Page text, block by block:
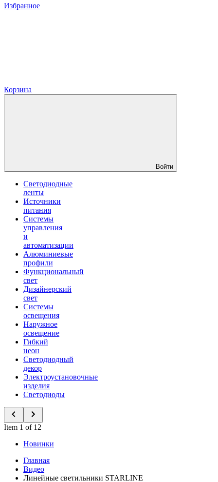
Избранное
Корзина
Войти
Светодиодные
ленты
Источники
питания
Системы
управления
и
автоматизации
Алюминиевые
профили
Функциональный
свет
Дизайнерский
свет
Системы
освещения
Наружное
освещение
Гибкий
неон
Светодиодный
декор
Электроустановочные
изделия
Светодиоды
Item 1 of 12
Новинки
Главная
Видео
Линейные светильники STARLINE